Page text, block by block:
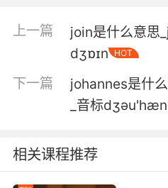
我
上一篇
join是什么意思
dʒɒɪn
HOT
下一篇
johannes是什
_音标
相关课程推荐